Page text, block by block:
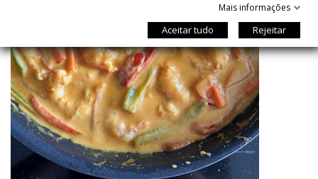
Mais informações
Aceitar tudo Rejeitar